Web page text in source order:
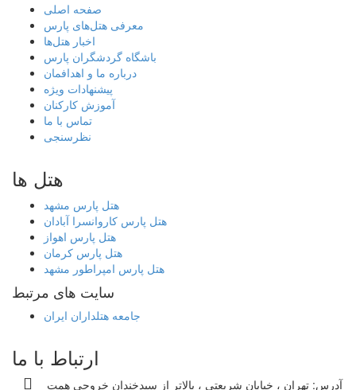
صفحه اصلی
معرفی هتل‌های پارس
اخبار هتل‌ها
باشگاه گردشگران پارس
درباره ما و اهدافمان
پیشنهادات ویژه
آموزش کارکنان
تماس با ما
نظرسنجی
هتل ها
هتل پارس مشهد
هتل پارس کاروانسرا آبادان
هتل پارس اهواز
هتل پارس کرمان
هتل پارس امپراطور مشهد
سایت های مرتبط
جامعه هتلداران ایران
ارتباط با ما
آدرس: تهران ، خیابان شریعتی ، بالاتر از سیدخندان خروجی همت